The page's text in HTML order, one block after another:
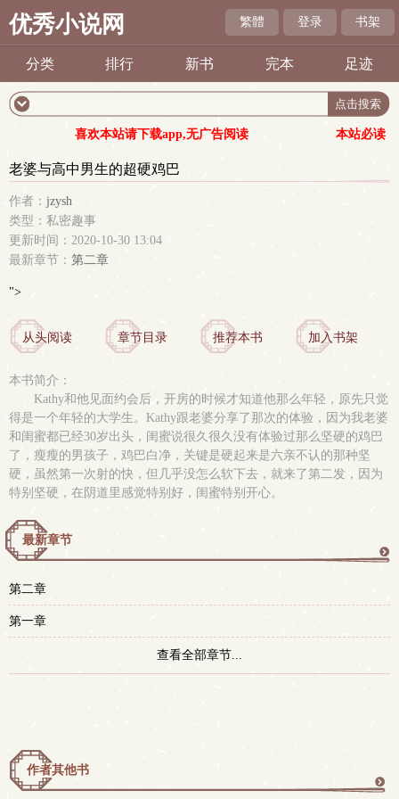
优秀小说网 繁體 登录 书架
分类 排行 新书 完本 足迹
喜欢本站请下载app,无广告阅读 本站必读
老婆与高中男生的超硬鸡巴
作者： jzysh
类型：私密趣事
更新时间：2020-10-30 13:04
最新章节： 第二章
">
从头阅读 章节目录 推荐本书 加入书架
本书简介：
Kathy和他见面约会后，开房的时候才知道他那么年轻，原先只觉
得是一个年轻的大学生。Kathy跟老婆分享了那次的体验，因为我老婆
和闺蜜都已经30岁出头，闺蜜说很久很久没有体验过那么坚硬的鸡巴
了，瘦瘦的男孩子，鸡巴白净，关键是硬起来是六亲不认的那种坚
硬，虽然第一次射的快，但几乎没怎么软下去，就来了第二发，因为
特别坚硬，在阴道里感觉特别好，闺蜜特别开心。
最新章节
第二章
第一章
查看全部章节...
作者其他书